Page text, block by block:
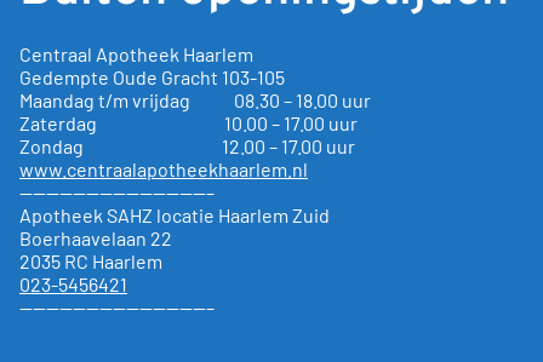
Centraal Apotheek Haarlem
Gedempte Oude Gracht 103-105
Maandag t/m vrijdag 08.30 – 18.00 uur
Zaterdag 10.00 – 17.00 uur
Zondag 12.00 – 17.00 uur
www.centraalapotheekhaarlem.nl
——————————————–
Apotheek SAHZ locatie Haarlem Zuid
Boerhaavelaan 22
2035 RC Haarlem
023-5456421
——————————————–